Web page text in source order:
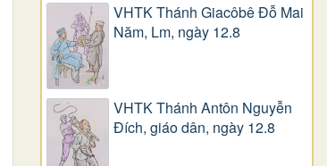
VHTK Thánh Giacôbê Ðỗ Mai
Năm, Lm, ngày 12.8
VHTK Thánh Antôn Nguyễn
Ðích, giáo dân, ngày 12.8